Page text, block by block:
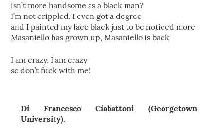
isn’t more handsome as a black man?
I’m not crippled, I even got a degree
and I painted my face black just to be noticed more
Masaniello has grown up, Masaniello is back
I am crazy, I am crazy
so don’t fuck with me!
Di Francesco Ciabattoni (Georgetown
University).